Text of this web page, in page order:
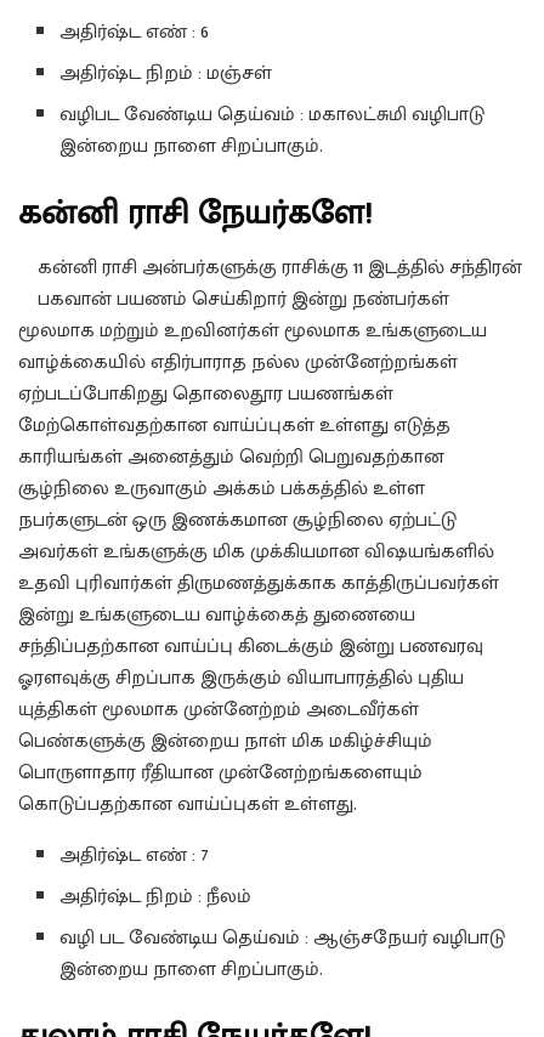
அதிர்ஷ்ட எண் : 6
அதிர்ஷ்ட நிறம் : மஞ்சள்
வழிபட வேண்டிய தெய்வம் : மகாலட்சுமி வழிபாடு
இன்றைய நாளை சிறப்பாகும்.
கன்னி ராசி நேயர்களே!
கன்னி ராசி அன்பர்களுக்கு ராசிக்கு 11 இடத்தில் சந்திரன்
பகவான் பயணம் செய்கிறார் இன்று நண்பர்கள்
மூலமாக மற்றும் உறவினர்கள் மூலமாக உங்களுடைய
வாழ்க்கையில் எதிர்பாராத நல்ல முன்னேற்றங்கள்
ஏற்படப்போகிறது தொலைதூர பயணங்கள்
மேற்கொள்வதற்கான வாய்ப்புகள் உள்ளது எடுத்த
காரியங்கள் அனைத்தும் வெற்றி பெறுவதற்கான
சூழ்நிலை உருவாகும் அக்கம் பக்கத்தில் உள்ள
நபர்களுடன் ஒரு இணக்கமான சூழ்நிலை ஏற்பட்டு
அவர்கள் உங்களுக்கு மிக முக்கியமான விஷயங்களில்
உதவி புரிவார்கள் திருமணத்துக்காக காத்திருப்பவர்கள்
இன்று உங்களுடைய வாழ்க்கைத் துணையை
சந்திப்பதற்கான வாய்ப்பு கிடைக்கும் இன்று பணவரவு
ஓரளவுக்கு சிறப்பாக இருக்கும் வியாபாரத்தில் புதிய
யுத்திகள் மூலமாக முன்னேற்றம் அடைவீர்கள்
பெண்களுக்கு இன்றைய நாள் மிக மகிழ்ச்சியும்
பொருளாதார ரீதியான முன்னேற்றங்களையும்
கொடுப்பதற்கான வாய்ப்புகள் உள்ளது.
அதிர்ஷ்ட எண் : 7
அதிர்ஷ்ட நிறம் : நீலம்
வழி பட வேண்டிய தெய்வம் : ஆஞ்சநேயர் வழிபாடு
இன்றைய நாளை சிறப்பாகும்.